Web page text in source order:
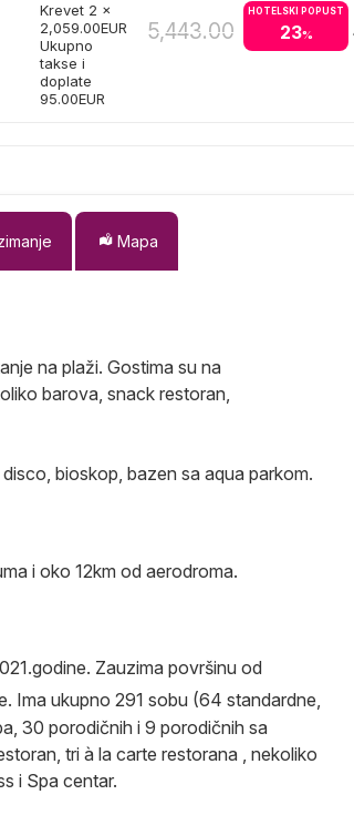
Krevet 2 x
2,059.00EUR
Ukupno
takse i
doplate
95.00EUR
5,443.00
HOTELSKI POPUST
23%
Mapa
na plaži. Gostima su na
barova, snack restoran,
bioskop, bazen sa aqua parkom.
i oko 12km od aerodroma.
Zauzima površinu od
Ima ukupno 291 sobu (64 standardne,
30 porodičnih i 9 porodičnih sa
tri à la carte restorana , nekoliko
i Spa centar.